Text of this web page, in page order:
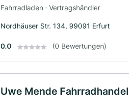
Fahrradladen · Vertragshändler
Nordhäuser Str. 134, 99091 Erfurt
0.0 (0 Bewertungen)
Uwe Mende Fahrradhandel